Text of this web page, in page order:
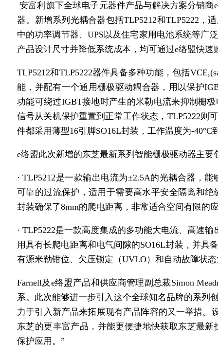
安富利旗下全球电子元器件产品与解决方案分销商
器。新增系列光耦合器包括TLP5212和TLP5222，
中的功率调节器、UPS以及住宅家用电池系统等广
产品设计尺寸并降低系统成本，均可通过e络盟快速
TLP5212和TLP5222器件具备多种功能，包括
能，并配有一个通用栅极驱动耦合器，用以保护
功能可绕过IGBT接地时产生的米勒电流来抑制栅
信号从关机保护重置到正常工作状态，TLP5222则
件都采用薄型16引脚SO16L封装，工作温度为-40°C
e络盟此次新增的东芝最新系列 智能栅极驱动器主要
· TLP5212是一款输出电流为±2.5A的光耦合器，
可靠的过流保护，适用于需要高水平安全隔离和绝
封装确保了8mm的爬电距离，非常适合空间有限的
· TLP5222是一款高度集成的多功能大电流、高速
用具有长爬电距离和电气间隙的SO16L封装，并具
有源米勒钳位、欠压锁定（UVLO）和自动故障状
Farnell及e络盟产品和供应商管理副总裁Simon
系。此次能够进一步引入这个全球知名品牌的系列
力于引入新产品来拓展现有产品阵容的又一举措。
东芝的更丰富产品，并能更便捷地快获取东芝最
保护应用。”